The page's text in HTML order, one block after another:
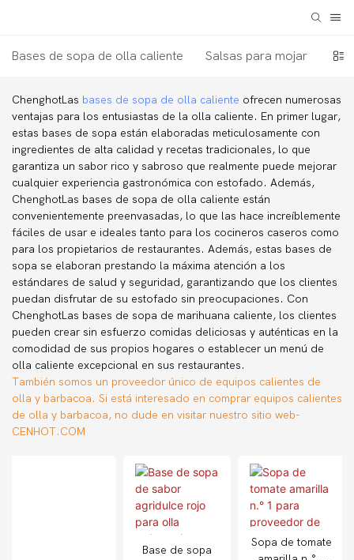
Bases de sopa de olla caliente Salsas para mojar
ChenghotLas bases de sopa de olla caliente ofrecen numerosas
ventajas para los entusiastas de la olla caliente. En primer lugar,
estas bases de sopa están elaboradas meticulosamente con
ingredientes de alta calidad y recetas tradicionales, lo que
garantiza un sabor rico y sabroso que realmente puede mejorar
cualquier experiencia gastronómica con estofado. Además,
ChenghotLas bases de sopa de olla caliente están
convenientemente preenvasadas, lo que las hace increíblemente
fáciles de usar e ideales tanto para los cocineros caseros como
para los propietarios de restaurantes. Además, estas bases de
sopa se elaboran prestando la máxima atención a los
estándares de salud y seguridad, garantizando que los clientes
puedan disfrutar de su estofado sin preocupaciones. Con
ChenghotLas bases de sopa de marihuana caliente, los clientes
pueden crear sin esfuerzo comidas deliciosas y auténticas en la
comodidad de sus propios hogares o establecer un menú de
olla caliente excepcional en sus restaurantes.
También somos un proveedor único de equipos calientes de
olla y barbacoa. Si está interesado en comprar equipos calientes
de olla y barbacoa, no dude en visitar nuestro sitio web-
CENHOT.COM
Base de sopa
Sopa de tomate